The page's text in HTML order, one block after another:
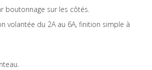
boutonnage sur les côtés.
volantée du 2A au 6A, finition simple à